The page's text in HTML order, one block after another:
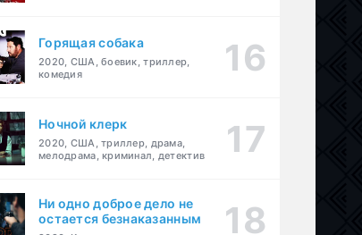
Горящая собака
2020, США, боевик, триллер,
комедия
Ночной клерк
2020, США, триллер, драма,
мелодрама, криминал, детектив
Ни одно доброе дело не
остается безнаказанным